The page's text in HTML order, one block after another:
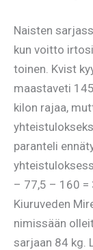
Naisten
kun voitto
toinen. Kvist
maastaveti
kilon rajaa,
paranteli
– 77,5 – 160
Kiuruveden
nimissään
sarjaan 84 kg.